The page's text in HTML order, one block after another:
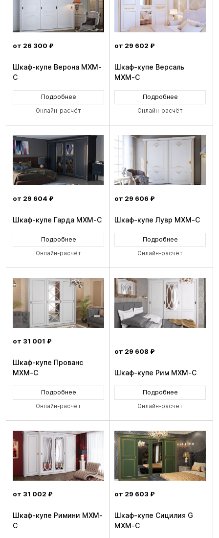
от 26 300 ₽
Шкаф-купе Верона MXM-
C
Подробнее
Онлайн-расчёт
от 29 602 ₽
Шкаф-купе Версаль
MXM-C
Подробнее
Онлайн-расчёт
от 29 604 ₽
Шкаф-купе Гарда MXM-C
Подробнее
Онлайн-расчёт
от 29 606 ₽
Шкаф-купе Лувр MXM-C
Подробнее
Онлайн-расчёт
от 31 001 ₽
Шкаф-купе Прованс
MXM-C
Подробнее
Онлайн-расчёт
от 29 608 ₽
Шкаф-купе Рим MXM-C
Подробнее
Онлайн-расчёт
от 31 002 ₽
Шкаф-купе Римини MXM-
C
от 29 603 ₽
Шкаф-купе Сицилия G
MXM-C